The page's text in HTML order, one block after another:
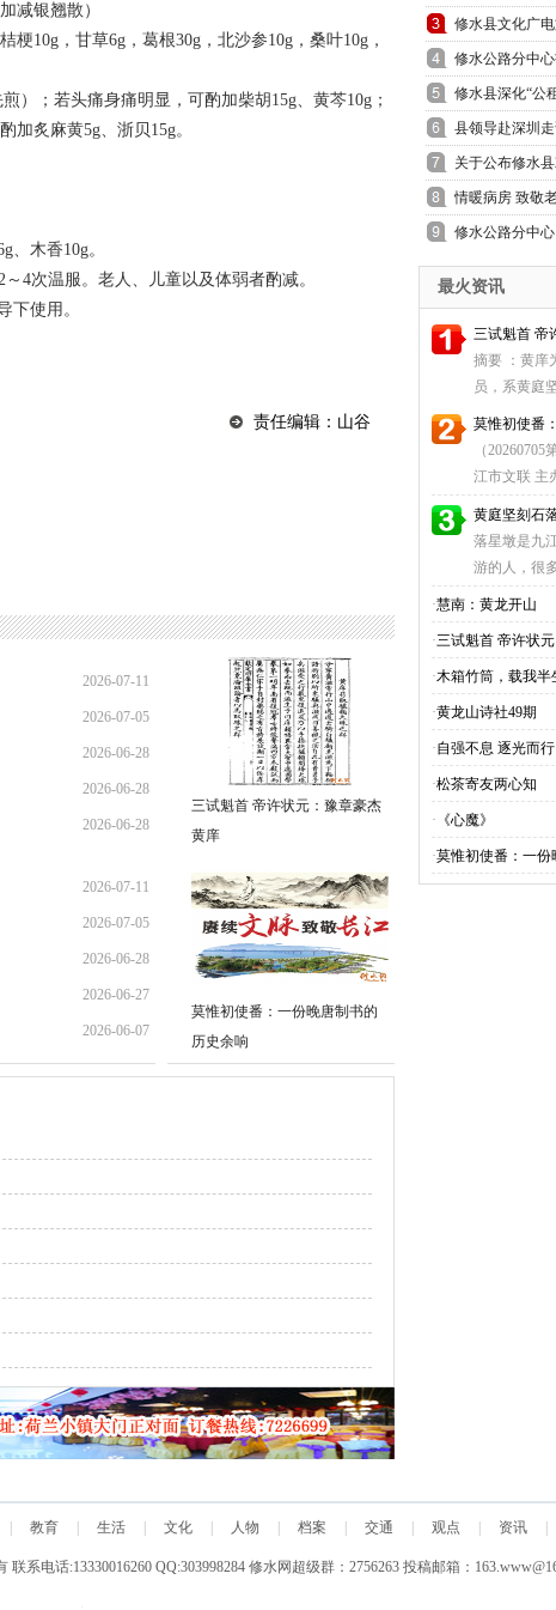
减银翘散）
10g，甘草6g，葛根30g，北沙参10g，桑叶10g，
；若头痛身痛明显，可酌加柴胡15g、黄芩10g；
加炙麻黄5g、浙贝15g。
木香10g。
次温服。老人、儿童以及体弱者酌减。
使用。
责任编辑：山谷
2026-07-11
16:41:10
2026-07-05
20:17:26
2026-06-28
21:31:36
2026-06-28
09:00:27
2026-06-28
2026-07-11
16:41:10
2026-07-05
20:17:26
2026-06-28
09:00:27
2026-06-27
23:33:35
2026-06-07
11:00:09
三试魁首 帝许状元：豫章豪杰
黄庠
莫惟初使番：一份晚唐制书的
历史余响
心全力投入汛期
修水县文化广
水县2025年非遗
修水公路分中
国＂安全生产月
修水县深化“公
成改革
县领导赴深圳
航天创业者卢驭
关于公布修水
级传承人名单
情暖病房 致敬
国拥军促进会探
修水公路分中
护工程，筑牢道
最火资讯
三试魁首 帝
摘要 ：黄庠
员，系黄庭
莫惟初使番
（
江市文联 主
黄庭坚刻石
落星墩是九
游的人，很
·慧南：黄龙开山
·三试魁首 帝许状
·木箱竹筒，载我半
·黄龙山诗社49期
·自强不息 逐光而
·松茶寄友两心知
· 《心魔》
·莫惟初使番：一份
教育 生活 文化 人物 档案 交通 观点 资讯
联系电话:13330016260 QQ:303998284 修水网超级群：2756263 投稿邮箱：